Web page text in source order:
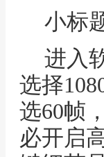
小标
进入
选择
选60帧
必开启